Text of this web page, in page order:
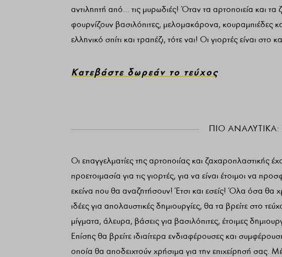
αντιληπτή από… τις μυρωδιές! Όταν τα αρτοποιεία και
φουρνίζουν βασιλόπιτες, μελομακάρονα, κουραμπιέδες
ελληνικό σπίτι και τραπέζι, τότε ναι! Οι γιορτές είναι στο
Κατεβάστε δωρεάν το τεύχος
ΠΙΟ ΑΝΑΛΥΤΙΚΑ:
Οι επαγγελματίες της αρτοποιίας και ζαχαροπλαστικής
προετοιμασία για τις γιορτές, για να είναι έτοιμοι να
εκείνα που θα αναζητήσουν! Έτσι και εσείς! Όλα όσα θα
ιδέες για απολαυστικές δημιουργίες, θα τα βρείτε στο
μίγματα, άλευρα, βάσεις για βασιλόπιτες, έτοιμες
Επίσης θα βρείτε ιδιαίτερα ενδιαφέρουσες και
οποία θα αποδειχτούν χρήσιμα για την επιχείρησή σας.